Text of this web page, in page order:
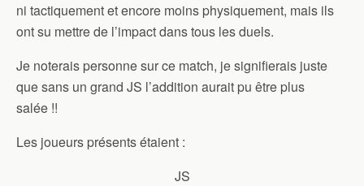
ni tactiquement et encore moins physiquement, mais ils
ont su mettre de l’impact dans tous les duels.
Je noterais personne sur ce match, je signifierais juste
que sans un grand JS l’addition aurait pu être plus
salée !!
Les joueurs présents étaient :
JS